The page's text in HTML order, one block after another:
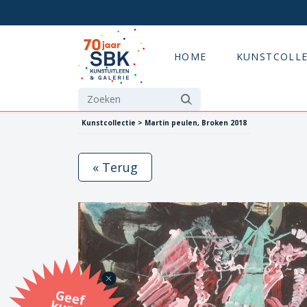
HOME
Kunstcollectie > Martin peulen, Broken 2018
G
eef
u
n
st
a
d
o
m
et
e SB
K
u
n
stb
o
n
« Terug